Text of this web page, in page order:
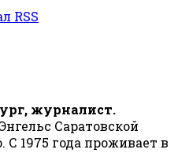
RSS
журналист.
Саратовской
С 1975 года проживает в